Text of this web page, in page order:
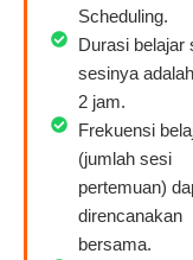
Scheduling.
Durasi belajar
sesinya
2 jam.
Frekuensi
(jumlah sesi
pertemuan)
direncanakan
bersama.